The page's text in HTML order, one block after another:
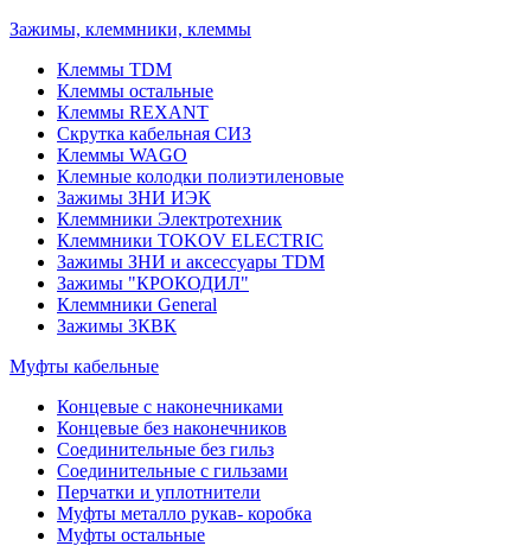
Зажимы, клеммники, клеммы
Клеммы TDM
Клеммы остальные
Клеммы REXANT
Скрутка кабельная СИЗ
Клеммы WAGO
Клемные колодки полиэтиленовые
Зажимы ЗНИ ИЭК
Клеммники Электротехник
Клеммники TOKOV ELECTRIC
Зажимы ЗНИ и аксессуары TDM
Зажимы "КРОКОДИЛ"
Клеммники General
Зажимы 3КВК
Муфты кабельные
Концевые с наконечниками
Концевые без наконечников
Соединительные без гильз
Соединительные с гильзами
Перчатки и уплотнители
Муфты металло рукав- коробка
Муфты остальные